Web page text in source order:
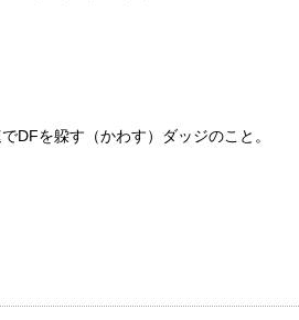
DFを躱す（かわす）ダッジのこと。